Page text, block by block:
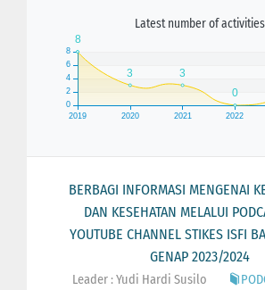
Latest number of activities
BERBAGI INFORMASI MENGENAI
DAN KESEHATAN MELALUI
YOUTUBE CHANNEL STIKES ISFI
GENAP 2023/2024
Leader : Yudi Hardi Susilo